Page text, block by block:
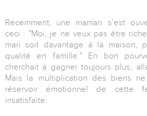
Récemment, une maman s’est
ceci : "Moi, je ne veux pas être
mari soit davantage à la maison,
qualité en famille." En bon
cherchait à gagner toujours plus,
Mais la multiplication des biens
réservoir émotionnel de cette
insatisfaite.